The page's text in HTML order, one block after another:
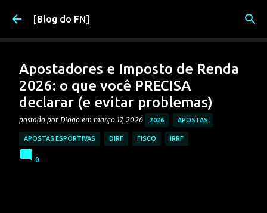
Pular para o conteúdo principal
[Blog do FN]
Apostadores e Imposto de Renda
2026: o que você PRECISA
declarar (e evitar problemas)
postado por Diogo em março 17, 2026 2026 APOSTAS
APOSTAS ESPORTIVAS DIRF FISCO IRRF
0